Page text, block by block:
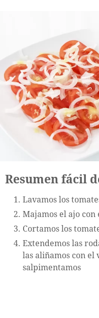
Resumen fácil
Lavamos los
Majamos el ajo con
Cortamos los
Extendemos las
las aliñamos con el
salpimentamos